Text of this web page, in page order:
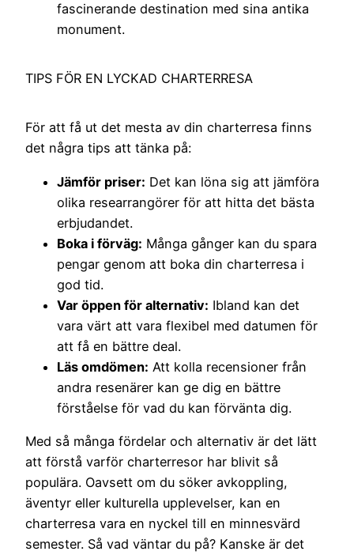
fascinerande destination med sina antika
monument.
TIPS FÖR EN LYCKAD CHARTERRESA
För att få ut det mesta av din charterresa finns
det några tips att tänka på:
Jämför priser: Det kan löna sig att jämföra
olika researrangörer för att hitta det bästa
erbjudandet.
Boka i förväg: Många gånger kan du spara
pengar genom att boka din charterresa i
god tid.
Var öppen för alternativ: Ibland kan det
vara värt att vara flexibel med datumen för
att få en bättre deal.
Läs omdömen: Att kolla recensioner från
andra resenärer kan ge dig en bättre
förståelse för vad du kan förvänta dig.
Med så många fördelar och alternativ är det lätt
att förstå varför charterresor har blivit så
populära. Oavsett om du söker avkoppling,
äventyr eller kulturella upplevelser, kan en
charterresa vara en nyckel till en minnesvärd
semester. Så vad väntar du på? Kanske är det